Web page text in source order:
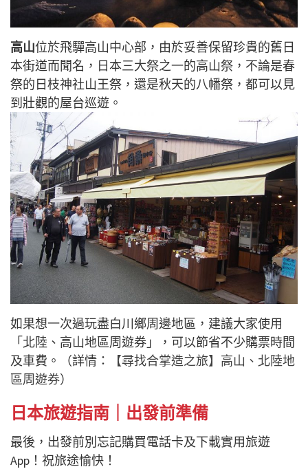
高山位於飛驒高山中心部，由於妥善保留珍貴的舊日
本街道而聞名，日本三大祭之一的高山祭，不論是春
祭的日枝神社山王祭，還是秋天的八幡祭，都可以見
到壯觀的屋台巡遊。
如果想一次過玩盡白川鄉周邊地區，建議大家使用
「北陸、高山地區周遊券」，可以節省不少購票時間
及車費。（詳情：
【尋找合掌造之旅】高山、北陸地
區周遊券）
日本旅遊指南｜出發前準備
最後，出發前別忘記購買電話卡及下載實用旅遊
App！祝旅途愉快！